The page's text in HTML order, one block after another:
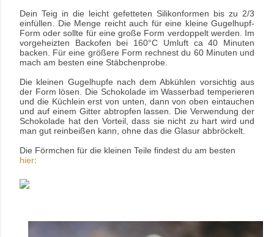
Dein Teig in die leicht gefetteten Silikonformen bis zu 2/3
einfüllen. Die Menge reicht auch für eine kleine Gugelhupf-
Form oder sollte für eine große Form verdoppelt werden. Im
vorgeheizten Backofen bei 160°C Umluft ca 40 Minuten
backen. Für eine größere Form rechnest du 60 Minuten und
mach am besten eine Stäbchenprobe.
Die kleinen Gugelhupfe nach dem Abkühlen vorsichtig aus
der Form lösen. Die Schokolade im Wasserbad temperieren
und die Küchlein erst von unten, dann von oben eintauchen
und auf einem Gitter abtropfen lassen. Die Verwendung der
Schokolade hat den Vorteil, dass sie nicht zu hart wird und
man gut reinbeißen kann, ohne das die Glasur abbröckelt.
Die Förmchen für die kleinen Teile findest du am besten
hier: